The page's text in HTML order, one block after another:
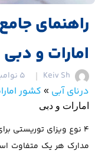
راهنمای
امارات و دبی
Keiv Sh 5 نوامبر 2024
درنای آبی » کشور
امارات و دبی
4 نوع ویزای توریستی
مدارک هر یک متفاوت